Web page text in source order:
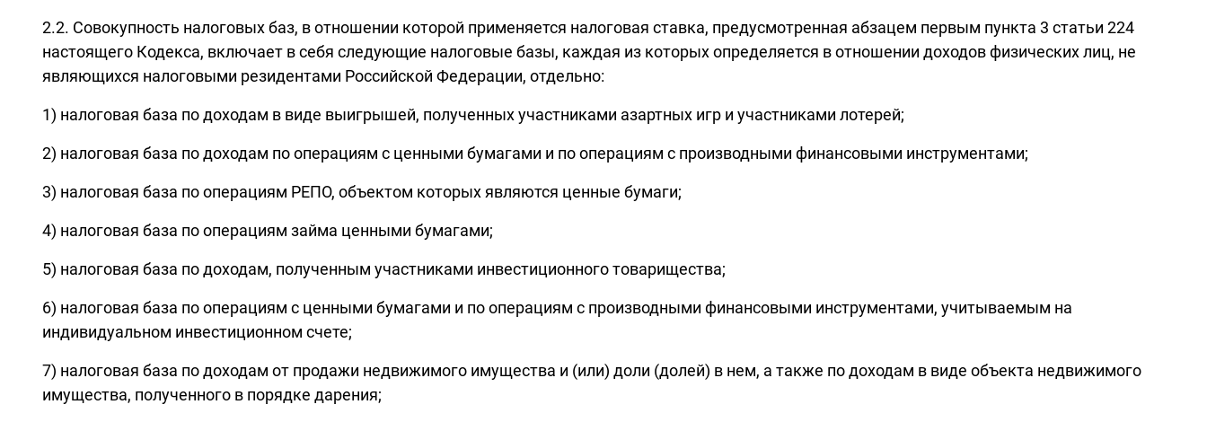
2.2. Совокупность налоговых баз, в отношении которой применяется налоговая ставка, предусмотренная абзацем первым пункта 3 статьи 224
настоящего Кодекса, включает в себя следующие налоговые базы, каждая из которых определяется в отношении доходов физических лиц, не
являющихся налоговыми резидентами Российской Федерации, отдельно:
1) налоговая база по доходам в виде выигрышей, полученных участниками азартных игр и участниками лотерей;
2) налоговая база по доходам по операциям с ценными бумагами и по операциям с производными финансовыми инструментами;
3) налоговая база по операциям РЕПО, объектом которых являются ценные бумаги;
4) налоговая база по операциям займа ценными бумагами;
5) налоговая база по доходам, полученным участниками инвестиционного товарищества;
6) налоговая база по операциям с ценными бумагами и по операциям с производными финансовыми инструментами, учитываемым на
индивидуальном инвестиционном счете;
7) налоговая база по доходам от продажи недвижимого имущества и (или) доли (долей) в нем, а также по доходам в виде объекта недвижимого
имущества, полученного в порядке дарения;